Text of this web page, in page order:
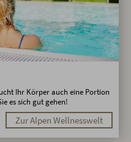
Ihr Körper auch eine Portion
es sich gut gehen!
Zur Alpen Wellnesswelt